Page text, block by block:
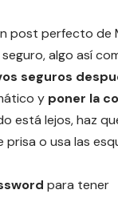
post perfecto de
algo así
seguros
y poner la
está lejos, haz
o usa las
para tener